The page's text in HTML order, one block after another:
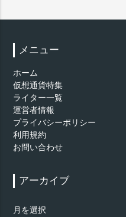
メニュー
ホーム
仮想通貨特集
ライター一覧
運営者情報
プライバシーポリシー
利用規約
お問い合わせ
アーカイブ
ー